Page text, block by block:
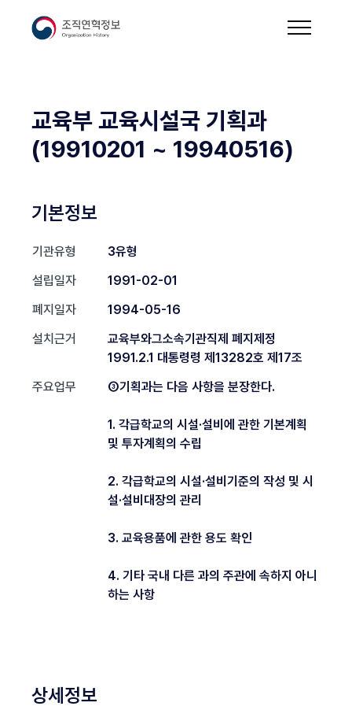
교육부 교육시설국 기획과
(19910201 ~ 19940516)
기본정보
기관유형
3유형
설립일자
1991-02-01
폐지일자
1994-05-16
설치근거
교육부와그소속기관직제 폐지제정
1991.2.1 대통령령 제13282호 제17조
주요업무
③기획과는 다음 사항을 분장한다.
1. 각급학교의 시설·설비에 관한 기본계획
및 투자계획의 수립
2. 각급학교의 시설·설비기준의 작성 및 시
설·설비대장의 관리
3. 교육용품에 관한 용도 확인
4. 기타 국내 다른 과의 주관에 속하지 아니
하는 사항
상세정보